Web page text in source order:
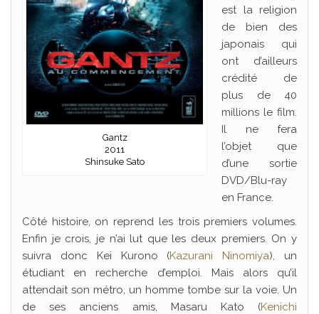
Gantz
2011
Shinsuke Sato
est la religion
de bien des
japonais qui
ont d’ailleurs
crédité de
plus de 40
millions le film.
Il ne fera
l’objet que
d’une sortie
DVD/Blu-ray
en France.
Côté histoire, on reprend les trois premiers volumes.
Enfin je crois, je n’ai lut que les deux premiers. On y
suivra donc Kei Kurono (Kazurani Ninomiya), un
étudiant en recherche d’emploi. Mais alors qu’il
attendait son métro, un homme tombe sur la voie. Un
de ses anciens amis, Masaru Kato (Kenichi